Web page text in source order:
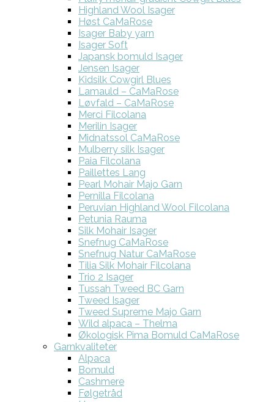
Highland Wool Isager
Høst CaMaRose
Isager Baby yarn
Isager Soft
Japansk bomuld Isager
Jensen Isager
Kidsilk Cowgirl Blues
Lamauld – CaMaRose
Løvfald – CaMaRose
Merci Filcolana
Merilin Isager
Midnatssol CaMaRose
Mulberry silk Isager
Paia Filcolana
Paillettes Lang
Pearl Mohair Majo Garn
Pernilla Filcolana
Peruvian Highland Wool Filcolana
Petunia Rauma
Silk Mohair Isager
Snefnug CaMaRose
Snefnug Natur CaMaRose
Tilia Silk Mohair Filcolana
Trio 2 Isager
Tussah Tweed BC Garn
Tweed Isager
Tweed Supreme Majo Garn
Wild alpaca – Thelma
Økologisk Pima Bomuld CaMaRose
Garnkvaliteter
Alpaca
Bomuld
Cashmere
Følgetråd